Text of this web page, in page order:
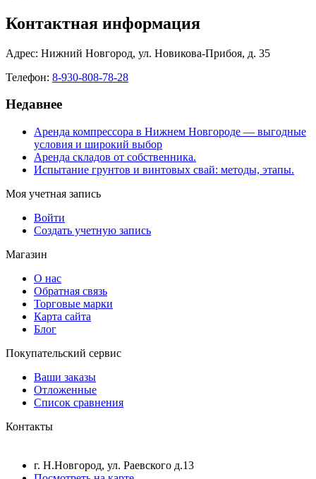
Контактная информация
Адрес: Нижний Новгород, ул. Новикова-Прибоя, д. 35
Телефон: 8-930-808-78-28
Недавнее
Аренда компрессора в Нижнем Новгороде — выгодные
условия и широкий выбор
Аренда складов от собственника.
Испытание грунтов и винтовых свай: методы, этапы.
Моя учетная запись
Войти
Создать учетную запись
Магазин
О нас
Обратная связь
Торговые марки
Карта сайта
Блог
Покупательский сервис
Ваши заказы
Отложенные
Список сравнения
Контакты
г. Н.Новгород, ул. Раевского д.13